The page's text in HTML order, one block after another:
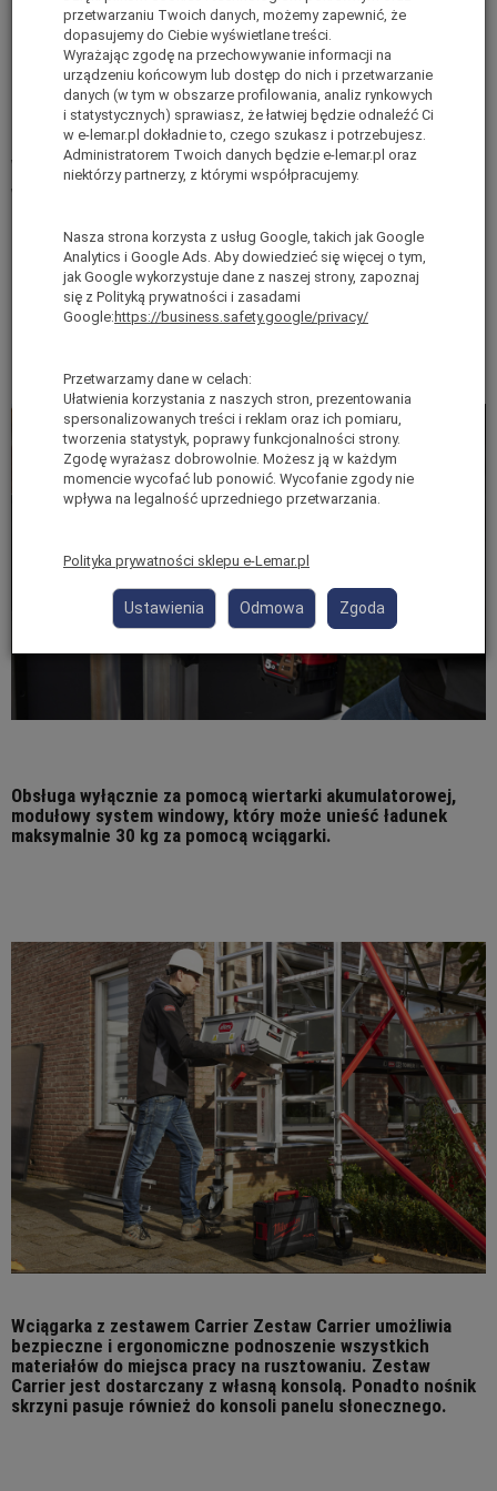
Bezpieczne podnoszenie narzędzi i paneli
słonecznych
Elastyczny do stosowania z ramkami o długości
1 i 2 metrów
Wciągarka do paneli fotowoltaicznych do rusztowań Altrex
Wciągarka do paneli fotowoltaicznych do rusztowań Altrex to
masie do 30 kg za pomocą wciągarki.
Do obsługi wystarczy wkrętarka akumulatorowa.
Może być używany na rusztowaniu przejezdnych Altrex 5000 z
długimi jak i krótkimi ramami.
Składa się z profili prowadzących, wciągarki i niezbędnego
osprzętu. Profile prowadzące można łatwo mocować do szczebli
Obsługa wyłącznie za pomocą wiertarki akumulatorowej,
modułowy system windowy, który może unieść ładunek
maksymalnie 30 kg za pomocą wciągarki.
Wciągarka z zestawem Carrier Zestaw Carrier umożliwia
bezpieczne i ergonomiczne podnoszenie wszystkich
materiałów do miejsca pracy na rusztowaniu. Zestaw
Carrier jest dostarczany z własną konsolą. Ponadto nośnik
skrzyni pasuje również do konsoli panelu słonecznego.
przetwarzaniu Twoich danych, możemy zapewnić, że
dopasujemy do Ciebie wyświetlane treści.
Wyrażając zgodę na przechowywanie informacji na
urządzeniu końcowym lub dostęp do nich i przetwarzanie
danych (w tym w obszarze profilowania, analiz rynkowych
i statystycznych) sprawiasz, że łatwiej będzie odnaleźć Ci
w e-lemar.pl dokładnie to, czego szukasz i potrzebujesz.
Administratorem Twoich danych będzie e-lemar.pl oraz
niektórzy partnerzy, z którymi współpracujemy.
Nasza strona korzysta z usług Google, takich jak Google
Analytics i Google Ads. Aby dowiedzieć się więcej o tym,
jak Google wykorzystuje dane z naszej strony, zapoznaj
się z Polityką prywatności i zasadami
Google: https://business.safety.google/privacy/
Przetwarzamy dane w celach:
Ułatwienia korzystania z naszych stron, prezentowania
spersonalizowanych treści i reklam oraz ich pomiaru,
tworzenia statystyk, poprawy funkcjonalności strony.
Zgodę wyrażasz dobrowolnie. Możesz ją w każdym
momencie wycofać lub ponowić. Wycofanie zgody nie
wpływa na legalność uprzedniego przetwarzania.
Polityka prywatności sklepu e-Lemar.pl
Ustawienia Odmowa Zgoda